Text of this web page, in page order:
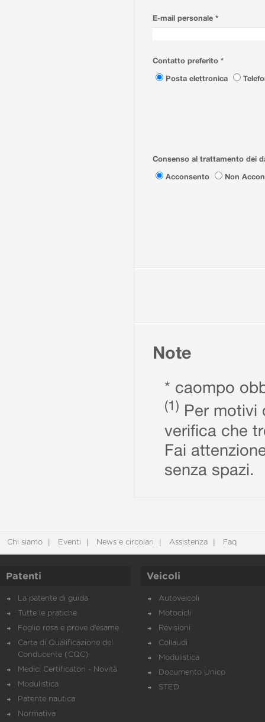
E-mail personale *
Contatto preferito *
Posta elettronica
Consenso al trattamento dei
Acconsento
Non
Note
* caompo
(1) Per motivi
verifica che
Fai
senza spazi.
Chi siamo Eventi News e circolari Assistenza Faq
Patenti
La patente di guida
Tutte le pratiche
Foglio rosa e prove d’esame
Carta di Qualificazione del
Conducente (CQC)
Medici Certificatori - Novità
Modulistica
Patente nautica
Normativa
Veicoli
Autoveicoli
Motocicli
Revisioni
Collaudi
Modulistica
Documento Unico
STED